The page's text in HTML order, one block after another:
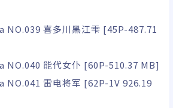
喜多川黑江雫 [45P-487.71
NO.040 能代女仆 [60P-510.37 MB]
雷电将军 [62P-1V 926.19